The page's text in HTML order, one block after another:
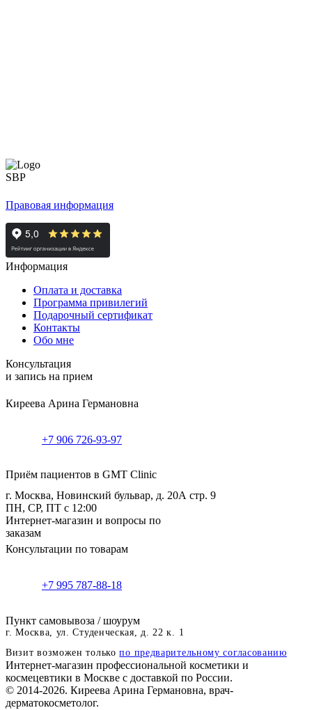
Правовая информация
Информация
Оплата и доставка
Программа привилегий
Подарочный сертификат
Контакты
Обо мне
Консультация
и запись на прием
Киреева Арина Германовна
+7 906 726-93-97
Приём пациентов в GMT Clinic
г. Москва, Новинский бульвар, д. 20А стр. 9
ПН, СР, ПТ с 12:00
Интернет-магазин и вопросы по
заказам
Консультации по товарам
+7 995 787-88-18
Пункт самовывоза / шоурум
г. Москва, ул. Студенческая, д. 22 к. 1
Визит возможен толькопо предварительному согласованию
Интернет-магазин профессиональной косметики и
космецевтики в Москве с доставкой по России.
© 2014-2026. Киреева Арина Германовна, врач-
дерматокосметолог.